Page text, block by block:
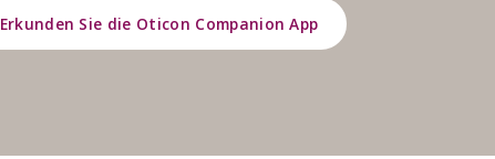
Erkunden Sie die Oticon Companion App